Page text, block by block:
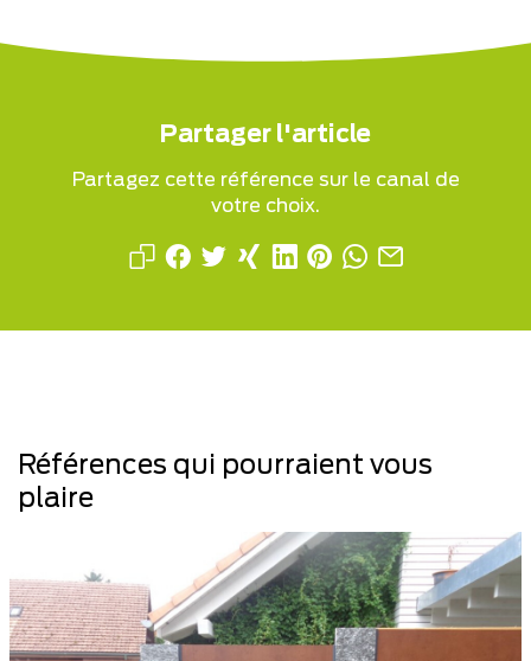
Partager l'article
Partagez cette référence sur le canal de
votre choix.
Références qui pourraient vous
plaire